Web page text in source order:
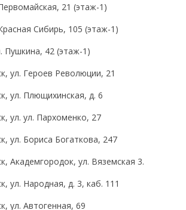
21 (этаж-1)
Сибирь, 105 (этаж-1)
Пушкина, 42 (этаж-1)
ул. Героев Революции, 21
ул. Плющихинская, д. 6
ул. ул. Пархоменко, 27
ул. Бориса Богаткова, 247
Академгородок, ул. Вяземская 3.
ул. Народная, д. 3, каб. 111
ул. Автогенная, 69